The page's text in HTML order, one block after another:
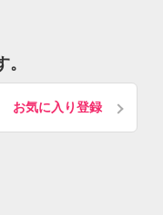
お気に入り登録